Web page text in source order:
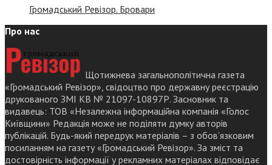
Громадський Ревізор. Бровари
Про нас
Щотижнева загальнополітична газета
«Громадський Ревізор», свідоцтво про державну реєстрацію
друкованого ЗМІ КВ № 21097-10897Р. Засновник та
видавець: ТОВ «Незалежна інформаційна компанія «Голос
Київщини» Редакція може не поділяти думку авторів
публікацій. Будь-який передрук матеріалів – з обов’язковим
посиланням на газету «Громадський Ревізор». За зміст та
достовірність інформації у рекламних матеріалах відповідає